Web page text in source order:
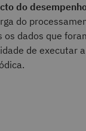
do
do
os dados que
de executar